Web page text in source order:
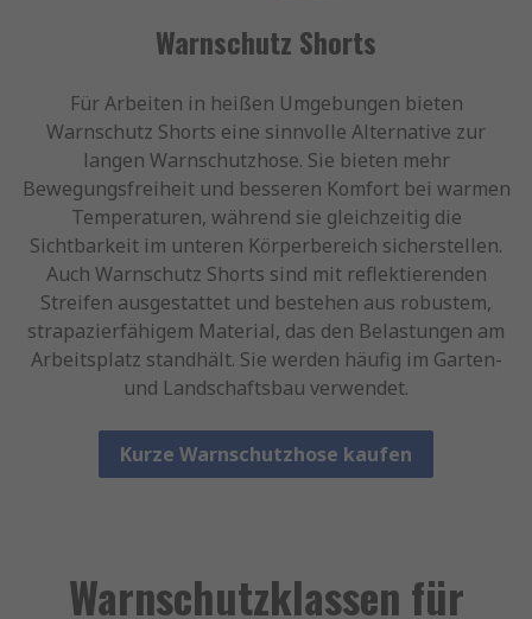
Warnschutz Shorts
Für Arbeiten in heißen Umgebungen bieten
Warnschutz Shorts eine sinnvolle Alternative zur
langen Warnschutzhose. Sie bieten mehr
Bewegungsfreiheit und besseren Komfort bei warmen
Temperaturen, während sie gleichzeitig die
Sichtbarkeit im unteren Körperbereich sicherstellen.
Auch Warnschutz Shorts sind mit reflektierenden
Streifen ausgestattet und bestehen aus robustem,
strapazierfähigem Material, das den Belastungen am
Arbeitsplatz standhält. Sie werden häufig im Garten-
und Landschaftsbau verwendet.
Kurze Warnschutzhose kaufen
Warnschutzklassen für